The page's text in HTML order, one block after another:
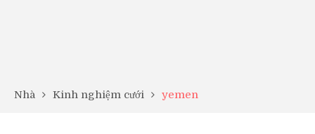
Nhà Kinh nghiệm cưới yemen